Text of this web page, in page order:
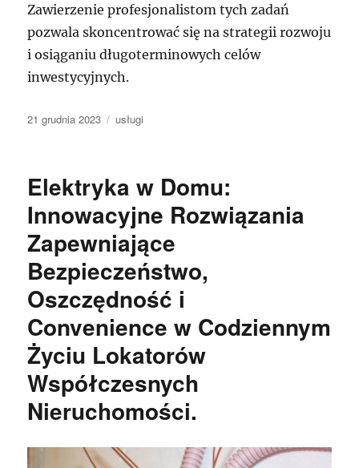
Zawierzenie profesjonalistom tych zadań
pozwala skoncentrować się na strategii rozwoju
i osiąganiu długoterminowych celów
inwestycyjnych.
Data
21 grudnia 2023 Kategorie
usługi
Elektryka w Domu:
Innowacyjne Rozwiązania
Zapewniające
Bezpieczeństwo,
Oszczędność i
Convenience w Codziennym
Życiu Lokatorów
Współczesnych
Nieruchomości.